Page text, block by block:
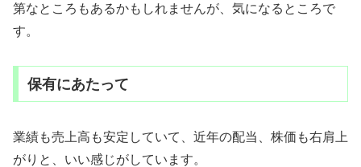
第なところもあるかもしれませんが、気になるところで
す。
保有にあたって
業績も売上高も安定していて、近年の配当、株価も右肩上
がりと、いい感じがしています。